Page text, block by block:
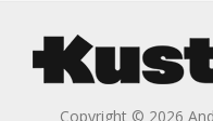
Copyright © 2026